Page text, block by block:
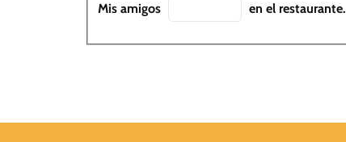
Mis amigos en el restaurante.